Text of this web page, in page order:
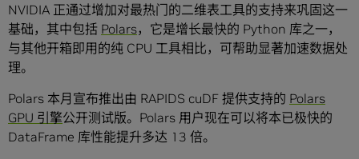
NVIDIA 正通过增加对最热门的二维表工具的支持来巩固这一
基础，其中包括 Polars，它是增长最快的 Python 库之一，
与其他开箱即用的纯 CPU 工具相比，可帮助显著加速数据处
理。
Polars 本月宣布推出由 RAPIDS cuDF 提供支持的 Polars
GPU 引擎公开测试版。Polars 用户现在可以将本已极快的
DataFrame 库性能提升多达 13 倍。